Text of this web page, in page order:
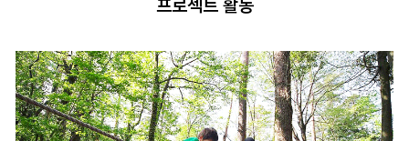
프로젝트 활동